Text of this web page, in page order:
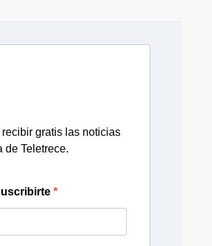
gratis las noticias
de Teletrece.